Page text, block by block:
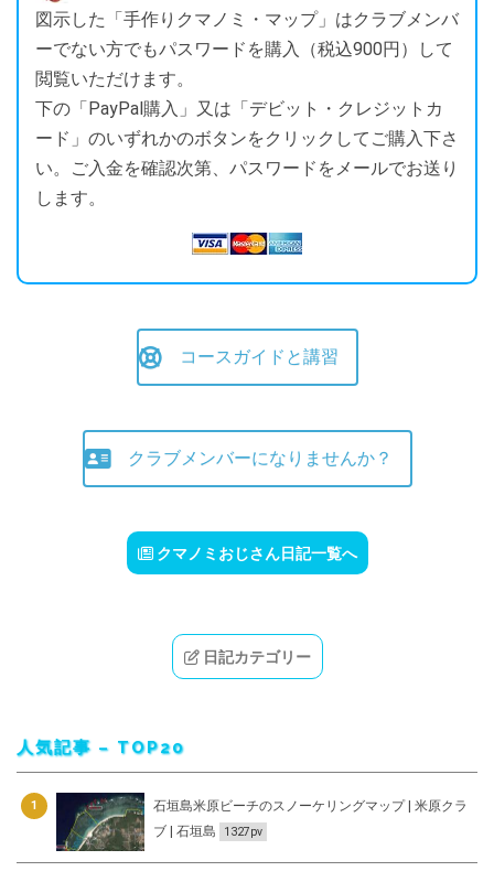
図示した「手作りクマノミ・マップ」はクラブメンバ
ーでない方でもパスワードを購入（税込900円）して
閲覧いただけます。
下の「PayPal購入」又は「デビット・クレジットカ
ード」のいずれかのボタンをクリックしてご購入下さ
い。ご入金を確認次第、パスワードをメールでお送り
します。
コースガイドと講習
クラブメンバーになりませんか？
クマノミおじさん日記一覧へ
日記カテゴリー
人気記事 – TOP20
1
石垣島米原ビーチのスノーケリングマップ | 米原クラ
ブ | 石垣島
1327pv